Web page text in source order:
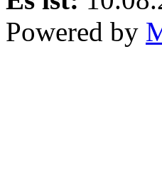
Powered by